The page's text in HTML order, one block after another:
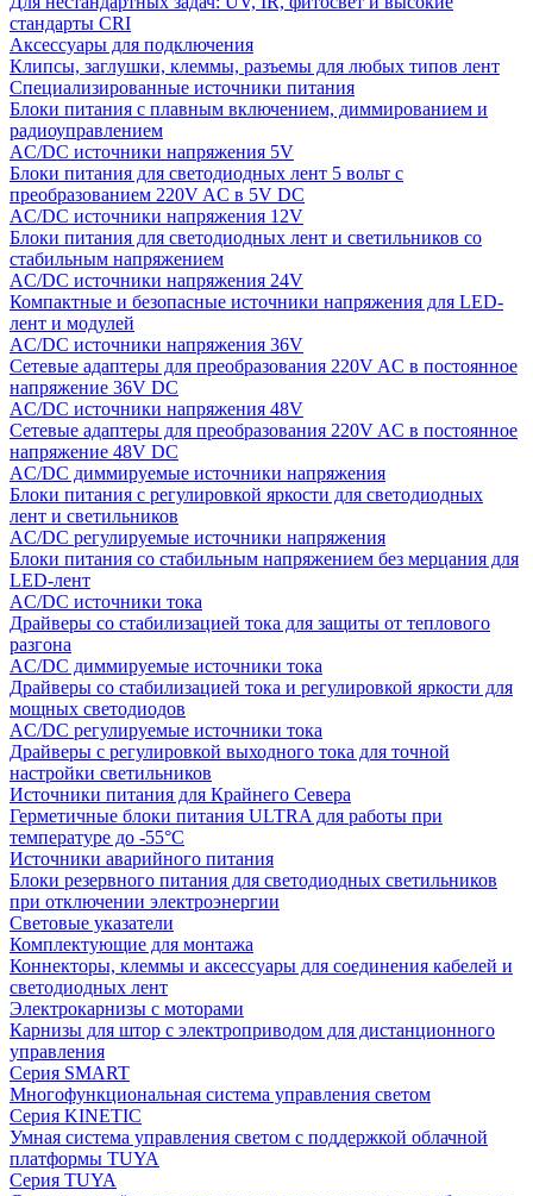
стандарты CRI
Аксессуары для подключения
Клипсы, заглушки, клеммы, разъемы для любых типов лент
Специализированные источники питания
Блоки питания с плавным включением, диммированием и
радиоуправлением
AC/DC источники напряжения 5V
Блоки питания для светодиодных лент 5 вольт с
преобразованием 220V AC в 5V DC
AC/DC источники напряжения 12V
Блоки питания для светодиодных лент и светильников со
стабильным напряжением
AC/DC источники напряжения 24V
Компактные и безопасные источники напряжения для LED-
лент и модулей
AC/DC источники напряжения 36V
Сетевые адаптеры для преобразования 220V AC в постоянное
напряжение 36V DC
AC/DC источники напряжения 48V
Сетевые адаптеры для преобразования 220V AC в постоянное
напряжение 48V DC
AC/DC диммируемые источники напряжения
Блоки питания с регулировкой яркости для светодиодных
лент и светильников
AC/DC регулируемые источники напряжения
Блоки питания со стабильным напряжением без мерцания для
LED-лент
AC/DC источники тока
Драйверы со стабилизацией тока для защиты от теплового
разгона
AC/DC диммируемые источники тока
Драйверы со стабилизацией тока и регулировкой яркости для
мощных светодиодов
AC/DC регулируемые источники тока
Драйверы с регулировкой выходного тока для точной
настройки светильников
Источники питания для Крайнего Севера
Герметичные блоки питания ULTRA для работы при
температуре до -55°C
Источники аварийного питания
Блоки резервного питания для светодиодных светильников
при отключении электроэнергии
Световые указатели
Комплектующие для монтажа
Коннекторы, клеммы и аксессуары для соединения кабелей и
светодиодных лент
Электрокарнизы с моторами
Карнизы для штор с электроприводом для дистанционного
управления
Серия SMART
Многофункциональная система управления светом
Серия KINETIC
Умная система управления светом с поддержкой облачной
платформы TUYA
Серия TUYA